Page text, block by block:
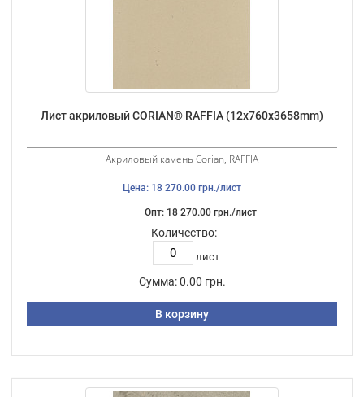
Лист акриловый CORIAN® RAFFIA (12х760х3658mm)
Акриловый камень Corian, RAFFIA
Цена: 18 270.00 грн./лист
Опт: 18 270.00 грн./лист
Количество:
лист
Сумма: 0.00 грн.
В корзину